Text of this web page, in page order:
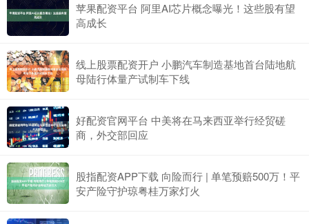
苹果配资平台 阿里AI芯片概念曝光！这些股有望
高成长
线上股票配资开户 小鹏汽车制造基地首台陆地航
母陆行体量产试制车下线
好配资官网平台 中美将在马来西亚举行经贸磋
商，外交部回应
股指配资APP下载 向险而行 | 单笔预赔500万！平
安产险守护琼粤桂万家灯火